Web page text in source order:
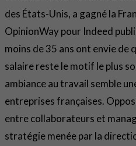
des États-Unis, a gagné la
OpinionWay pour Indeed
moins de 35 ans ont envie de
salaire reste le motif le plus
ambiance au travail semble
entreprises françaises.
entre collaborateurs et
stratégie menée par la